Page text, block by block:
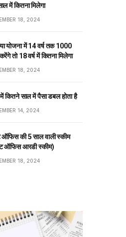
में कितना मिलेगा
18, 2024
योजना में 14 वर्ष तक ₹1000
तो 18 वर्ष में कितना मिलेगा
18, 2024
कितने साल में पैसा डबल होता है
14, 2024
ऑफिस की 5 साल वाली स्कीम
ऑफिस आरडी स्कीम)
18, 2024